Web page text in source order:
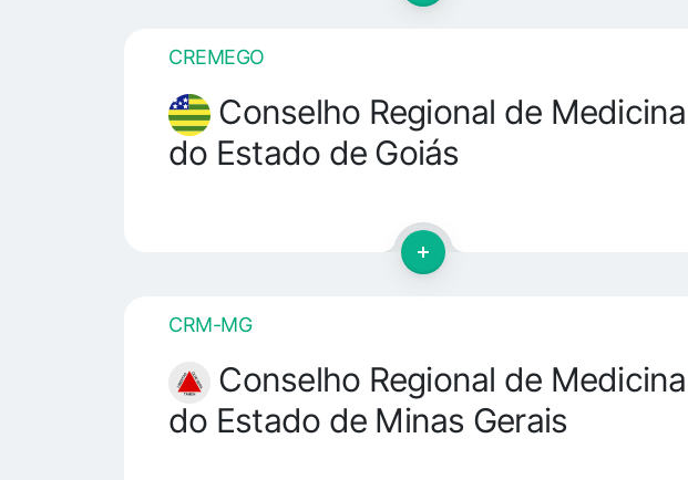
CREMEGO
Conselho Regional de Medicina
do Estado de Goiás
CRM-MG
Conselho Regional de Medicina
do Estado de Minas Gerais